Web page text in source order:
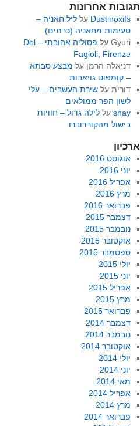
תגובות אחרונות
Dustinoxifs על ליל חאניה –
טעימות מחאניה (כרתים)
Gyuriעל
פסוליה אהובתי – Del
Fagioli, Firenze
דניאלה הרמן על מבצע סבתא
– קומפוט גויאבות
דוריתעל שירת העשבים – עלי
לשון הפר ממולאים
shayעל לילה גדול – חוויות
בישול מהקורדוברו
ארכיון
אוגוסט 2016
יוני 2016
אפריל 2016
מרץ 2016
פברואר 2016
דצמבר 2015
נובמבר 2015
אוקטובר 2015
ספטמבר 2015
יולי 2015
יוני 2015
אפריל 2015
מרץ 2015
פברואר 2015
דצמבר 2014
נובמבר 2014
אוקטובר 2014
יולי 2014
יוני 2014
מאי 2014
אפריל 2014
מרץ 2014
פברואר 2014